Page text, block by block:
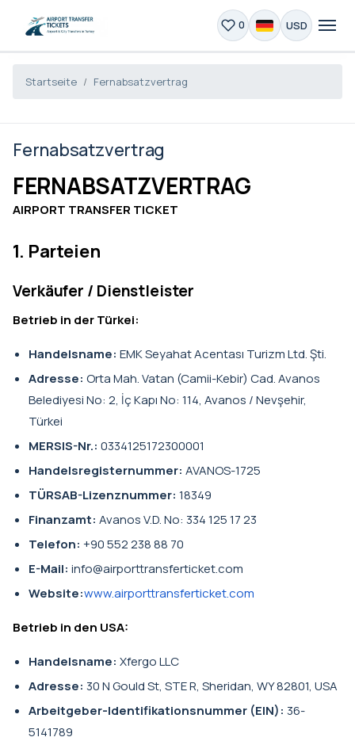
0 USD
Startseite Fernabsatzvertrag
Fernabsatzvertrag
FERNABSATZVERTRAG
AIRPORT TRANSFER TICKET
1. Parteien
Verkäufer / Dienstleister
Betrieb in der Türkei:
Handelsname: EMK Seyahat Acentası Turizm Ltd. Şti.
Adresse: Orta Mah. Vatan (Camii-Kebir) Cad. Avanos
Belediyesi No: 2, İç Kapı No: 114, Avanos / Nevşehir,
Türkei
MERSIS-Nr.: 0334125172300001
Handelsregisternummer: AVANOS-1725
TÜRSAB-Lizenznummer: 18349
Finanzamt: Avanos V.D. No: 334 125 17 23
Telefon: +90 552 238 88 70
E-Mail: info@airporttransferticket.com
Website:www.airporttransferticket.com
Betrieb in den USA:
Handelsname: Xfergo LLC
Adresse: 30 N Gould St, STE R, Sheridan, WY 82801, USA
Arbeitgeber-Identifikationsnummer (EIN): 36-
5141789